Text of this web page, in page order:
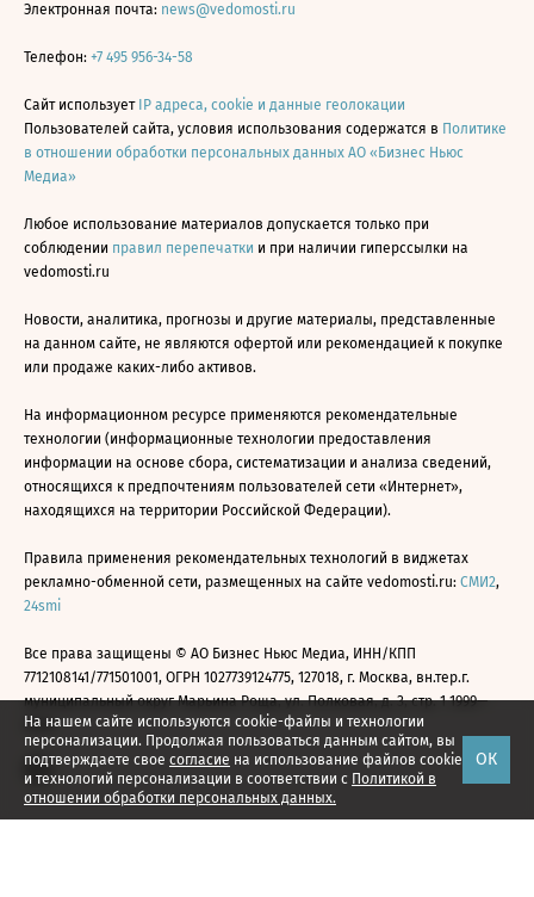
На нашем сайте используются cookie-файлы и технологии
персонализации. Продолжая пользоваться данным сайтом, вы
подтверждаете свое согласие на использование файлов cookie
и технологий персонализации в соответствии с Политикой в
отношении обработки персональных данных.
ОК
Электронная почта: news@vedomosti.ru
Телефон: +7 495 956-34-58
Сайт использует IP адреса, cookie и данные геолокации
Пользователей сайта, условия использования содержатся в Политике
в отношении обработки персональных данных АО «Бизнес Ньюс
Медиа»
Любое использование материалов допускается только при
соблюдении правил перепечатки и при наличии гиперссылки на
vedomosti.ru
Новости, аналитика, прогнозы и другие материалы, представленные
на данном сайте, не являются офертой или рекомендацией к покупке
или продаже каких-либо активов.
На информационном ресурсе применяются рекомендательные
технологии (информационные технологии предоставления
информации на основе сбора, систематизации и анализа сведений,
относящихся к предпочтениям пользователей сети «Интернет»,
находящихся на территории Российской Федерации).
Правила применения рекомендательных технологий в виджетах
рекламно-обменной сети, размещенных на сайте vedomosti.ru: СМИ2,
24smi
Все права защищены © АО Бизнес Ньюс Медиа, ИНН/КПП
7712108141/771501001, ОГРН 1027739124775, 127018, г. Москва, вн.тер.г.
муниципальный округ Марьина Роща, ул. Полковая, д. 3, стр. 1 1999—
2026